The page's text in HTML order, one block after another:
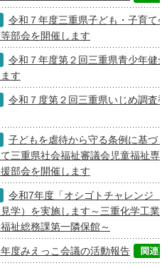
令和７年度三重県子ども・子育て
部会を開催します
令和７年度第２回三重県青少年健
す
令和７度第２回三重県いじめ調査
子どもを虐待から守る条例に基づ
三重県社会福祉審議会児童福祉専
部会を開催します
令和7年度「オシゴトチャレンジ
見学）を実施します～三重化学工業
祉総務課第一隣保館～
度みえっこ会議の活動報告